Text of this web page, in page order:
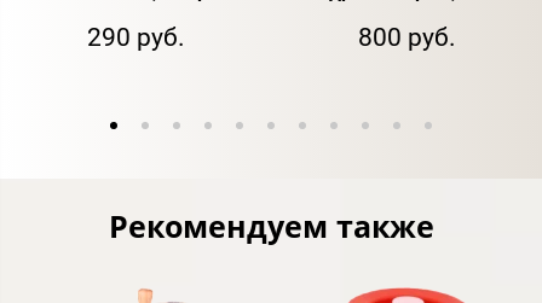
290 руб. 800 руб.
Рекомендуем также